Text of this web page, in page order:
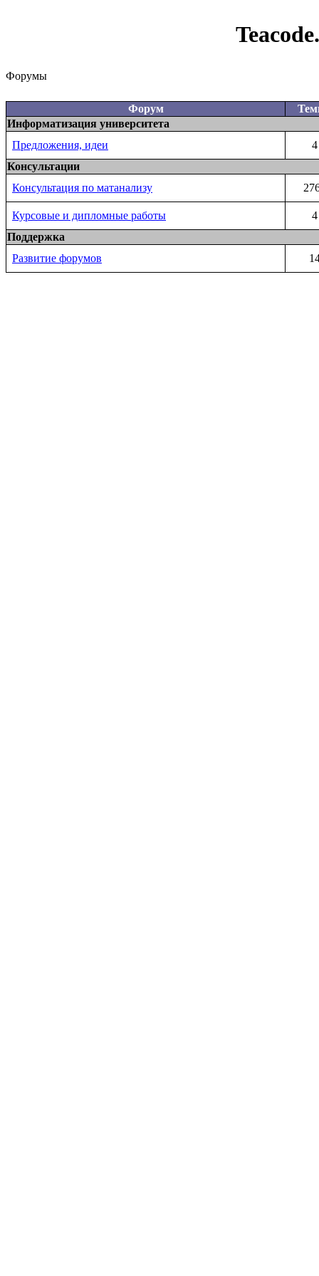
Форумы
Форум
Информатизация университета
Предложения, идеи
4
Консультации
Консультация по матанализу
Курсовые и дипломные работы
4
Поддержка
Развитие форумов